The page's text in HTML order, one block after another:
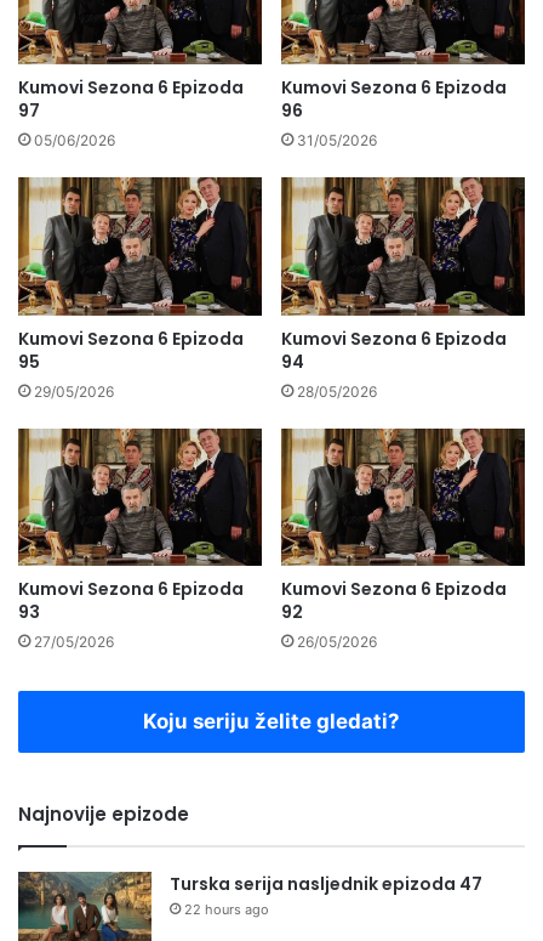
Kumovi Sezona 6 Epizoda
97
05/06/2026
Kumovi Sezona 6 Epizoda
96
31/05/2026
Kumovi Sezona 6 Epizoda
95
29/05/2026
Kumovi Sezona 6 Epizoda
94
28/05/2026
Kumovi Sezona 6 Epizoda
93
27/05/2026
Kumovi Sezona 6 Epizoda
92
26/05/2026
Koju seriju želite gledati?
Najnovije epizode
Turska serija nasljednik epizoda 47
22 hours ago